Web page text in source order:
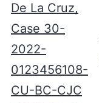
De La Cruz,
Case 30-
2022-
0123456108-
CU-BC-CJC